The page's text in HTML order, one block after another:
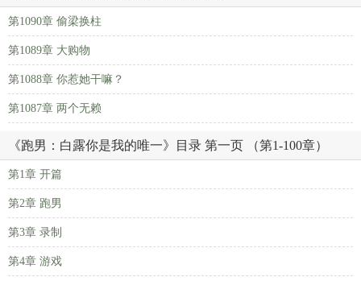
第1090章 偷梁换柱
第1089章 大购物
第1088章 你惹她干嘛？
第1087章 两个无赖
《跑男：白露你是我的唯一》目录 第一页 （第1-100章）
第1章 开篇
第2章 跑男
第3章 录制
第4章 游戏